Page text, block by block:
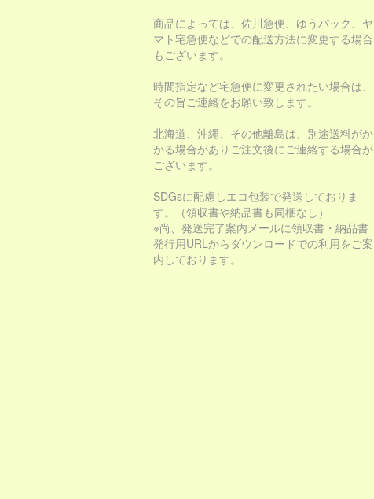
商品によっては、佐川急便、ゆうパック、ヤ
マト宅急便などでの配送方法に変更する場合
もございます。
時間指定など宅急便に変更されたい場合は、
その旨ご連絡をお願い致します。
北海道、沖縄、その他離島は、別途送料がか
かる場合がありご注文後にご連絡する場合が
ございます。
SDGsに配慮しエコ包装で発送しておりま
す。（領収書や納品書も同梱なし）
※尚、発送完了案内メールに領収書・納品書
発行用URLからダウンロードでの利用をご案
内しております。